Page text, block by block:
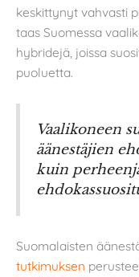
keskittynyt vahvasti
taas Suomessa
hybridejä, joissa
puoluetta.
Vaalikoneen
äänestäjien
kuin
Suomalaisten
tutkimuksen